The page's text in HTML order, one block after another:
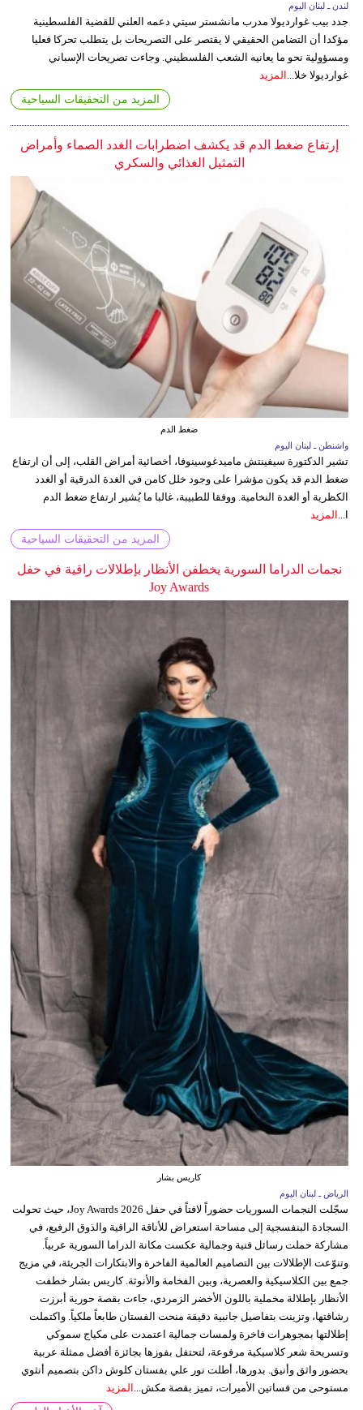
لندن ـ لبنان اليوم
جدد بيب غوارديولا مدرب مانشستر سيتي دعمه العلني للقضية الفلسطينية
مؤكدا أن التضامن الحقيقي لا يقتصر على التصريحات بل يتطلب تحركا فعليا
ومسؤولية نحو ما يعانيه الشعب الفلسطيني. وجاءت تصريحات الإسباني
غوارديولا خلا... المزيد
المزيد من التحقيقات السياحية
إرتفاع ضغط الدم قد يكشف اضطرابات الغدد الصماء وأمراض
التمثيل الغذائي والسكري
ضغط الدم
واشنطن ـ لبنان اليوم
تشير الدكتورة سيفينتش ماميدغوسينوفا، أخصائية أمراض القلب، إلى أن ارتفاع
ضغط الدم قد يكون مؤشرا على وجود خلل كامن في الغدة الدرقية أو الغدد
الكظرية أو الغدة النخامية. ووفقا للطبيبة، غالبا ما يُشير ارتفاع ضغط الدم
ا...
المزيد
المزيد من التحقيقات السياحية
نجمات الدراما السورية يخطفن الأنظار بإطلالات راقية في حفل
Joy Awards
كاريس بشار
الرياض ـ لبنان اليوم
سجّلت النجمات السوريات حضوراً لافتاً في حفل Joy Awards 2026، حيث تحولت
السجادة البنفسجية إلى مساحة استعراض للأناقة الراقية والذوق الرفيع، في
مشاركة حملت رسائل فنية وجمالية عكست مكانة الدراما السورية عربياً.
وتنوّعت الإطلالات بين التصاميم العالمية الفاخرة والابتكارات الجريئة، في مزيج
جمع بين الكلاسيكية والعصرية، وبين الفخامة والأنوثة. كاريس بشار خطفت
الأنظار بإطلالة مخملية باللون الأخضر الزمردي، جاءت بقصة حورية أبرزت
رشاقتها، وتزينت بتفاصيل جانبية دقيقة منحت الفستان طابعاً ملكياً. واكتملت
إطلالتها بمجوهرات فاخرة ولمسات جمالية اعتمدت على مكياج سموكي
وتسريحة شعر كلاسيكية مرفوعة، لتحتفل بفوزها بجائزة أفضل ممثلة عربية
بحضور واثق وأنيق. بدورها، أطلت نور علي بفستان كلوش داكن بتصميم أنثوي
مستوحى من فساتين الأميرات، تميز بقصة مكش...
المزيد